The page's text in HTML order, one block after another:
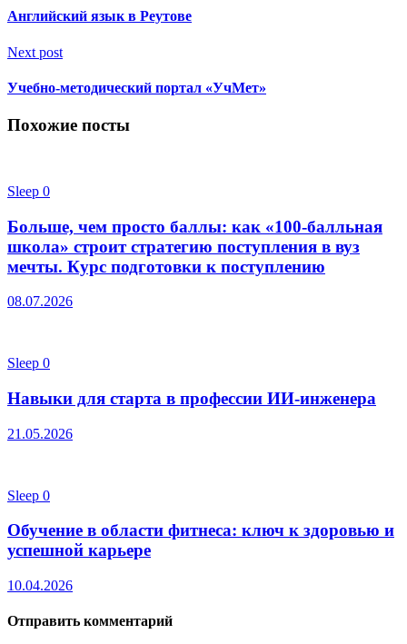
Английский язык в Реутове
Next post
Учебно-методический портал «УчМет»
Похожие посты
Sleep 0
Больше, чем просто баллы: как «100-балльная
школа» строит стратегию поступления в вуз
мечты. Курс подготовки к поступлению
08.07.2026
Sleep 0
Навыки для старта в профессии ИИ-инженера
21.05.2026
Sleep 0
Обучение в области фитнеса: ключ к здоровью и
успешной карьере
10.04.2026
Отправить комментарий